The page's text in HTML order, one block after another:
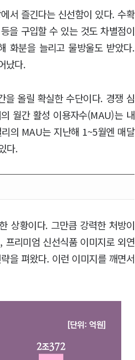
서 즐긴다는 신선함이 있다. 수확
을 구입할 수 있는 것도 차별점이
화분을 늘리고 물방울도 받았다.
났다.
을 올릴 확실한 수단이다. 경쟁 심
월간 활성 이용자수(MAU)는 내
의 MAU는 지난해 1~5월엔 매달
다.
상황이다. 그만큼 강력한 처방이
리미엄 신선식품 이미지로 외연
을 펴왔다. 이런 이미지를 깨면서